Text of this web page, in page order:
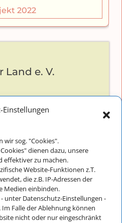
Einstellungen
wir sog. "Cookies".
dienen dazu, unsere
effektiver zu machen.
Website-Funktionen z.T.
die z.B. IP-Adressen der
Medien einbinden.
unter Datenschutz-Einstellungen -
Falle der Ablehnung können
nicht oder nur eingeschränkt
2022
Land e. V.